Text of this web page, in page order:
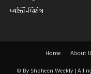
વ્યક્તિ-વિશેષ
Home About
© By Shaheen Weekly | All